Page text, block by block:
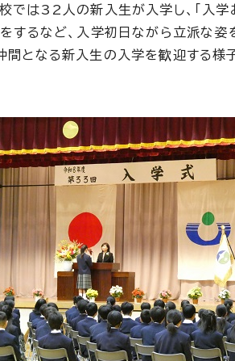
では32人の新入生が入学し、「入学
をするなど、入学初日ながら立派な
間となる新入生の入学を歓迎する様